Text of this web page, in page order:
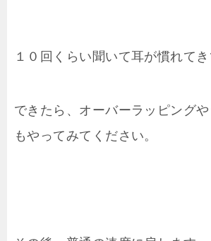
１０回くらい聞いて耳が慣れてき
できたら、オーバーラッピング
もやってみてください。